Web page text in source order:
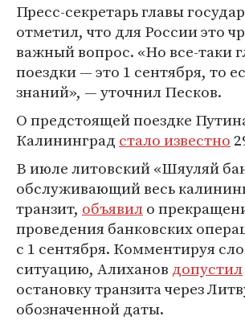
Пресс-секретарь главы
отметил, что для России это
важный вопрос. «Но все-таки
поездки — это 1 сентября, то
знаний», — уточнил Песков.
О предстоящей поездке
Калининград стало известно
В июле литовский «Шяуляй
обслуживающий весь
транзит, объявило
проведения банковских
с 1 сентября. Комментируя
ситуацию, Алиханов допустил
остановку транзита через
обозначенной даты.